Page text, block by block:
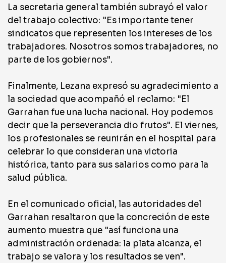
La secretaria general también subrayó el valor
del trabajo colectivo: "Es importante tener
sindicatos que representen los intereses de los
trabajadores. Nosotros somos trabajadores, no
parte de los gobiernos".
Finalmente, Lezana expresó su agradecimiento a
la sociedad que acompañó el reclamo: "El
Garrahan fue una lucha nacional. Hoy podemos
decir que la perseverancia dio frutos". El viernes,
los profesionales se reunirán en el hospital para
celebrar lo que consideran una victoria
histórica, tanto para sus salarios como para la
salud pública.
En el comunicado oficial, las autoridades del
Garrahan resaltaron que la concreción de este
aumento muestra que "así funciona una
administración ordenada: la plata alcanza, el
trabajo se valora y los resultados se ven".